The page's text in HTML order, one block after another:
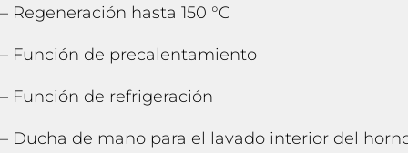
– Regeneración hasta 150 °C
– Función de precalentamiento
– Función de refrigeración
– Ducha de mano para el lavado interior del